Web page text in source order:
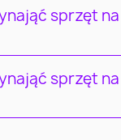
sprzęt
sprzęt na